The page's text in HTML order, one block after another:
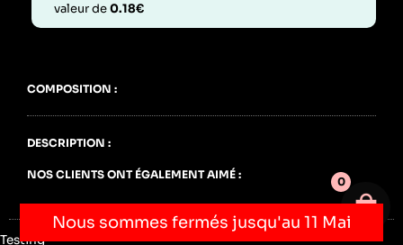
valeur de0.18€
COMPOSITION :
DESCRIPTION :
NOS CLIENTS ONT ÉGALEMENT AIMÉ :
Nous sommes fermés jusqu'au 11 Mai
Votre
0
Testing